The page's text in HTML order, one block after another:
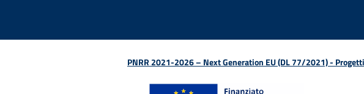
PNRR 2021-2026 – Next Generation EU (DL 77/2021) -